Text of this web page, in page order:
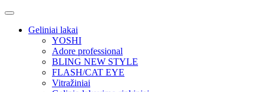
Geliniai lakai
YOSHI
Adore professional
BLING NEW STYLE
FLASH/CAT EYE
Vitražiniai